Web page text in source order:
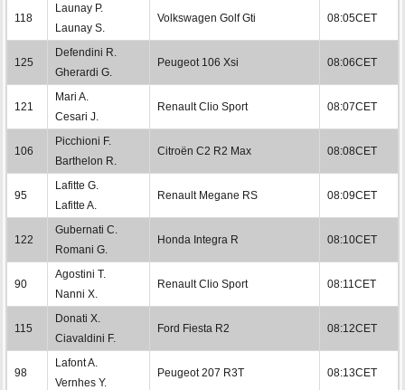
118
Launay P.
Launay S.
Volkswagen Golf Gti 08:05CET
125
Defendini R.
Gherardi G.
Peugeot 106 Xsi 08:06CET
121
Mari A.
Cesari J.
Renault Clio Sport 08:07CET
106
Picchioni F.
Barthelon R.
Citroën C2 R2 Max 08:08CET
95
Lafitte G.
Lafitte A.
Renault Megane RS 08:09CET
122
Gubernati C.
Romani G.
Honda Integra R 08:10CET
90
Agostini T.
Nanni X.
Renault Clio Sport 08:11CET
115
Donati X.
Ciavaldini F.
Ford Fiesta R2 08:12CET
98
Lafont A.
Vernhes Y.
Peugeot 207 R3T 08:13CET